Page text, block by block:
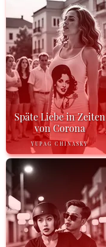
Späte Liebe in Zeiten
von Corona
YUPAG CHINASKY